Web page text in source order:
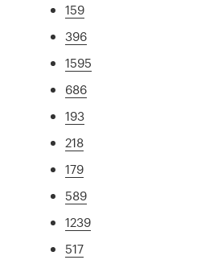
159
396
1595
686
193
218
179
589
1239
517